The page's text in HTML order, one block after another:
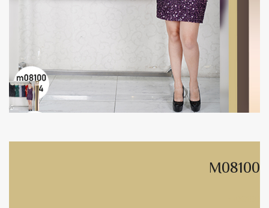
M08100